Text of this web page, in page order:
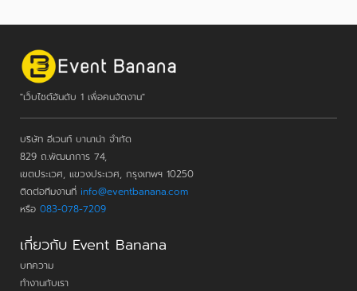
"เว็บไซต์อันดับ 1 เพื่อคนจัดงาน"
บริษัท อีเวนท์ บานาน่า จำกัด
829 ถ.พัฒนาการ 74,
เขตประเวศ, แขวงประเวศ, กรุงเทพฯ 10250
ติดต่อทีมงานที่ info@eventbanana.com
หรือ 083-078-7209
เกี่ยวกับ Event Banana
บทความ
ทำงานกับเรา